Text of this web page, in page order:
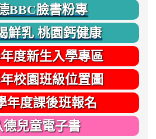
BBC臉書粉專
鮮乳 桃園鈣健康
度新生入學專區
校園班級位置圖
年度課後班報名
德兒童電子書